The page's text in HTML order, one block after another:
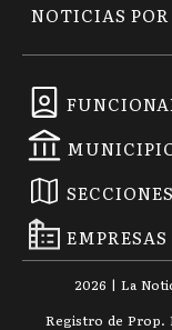
EMPRESAS
NOTICIAS POR
2026 | La
Registro de Prop.